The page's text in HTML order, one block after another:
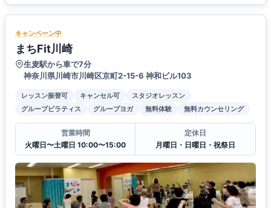
キャンペーン中
まちFit川崎
生麦駅から車で7分
神奈川県川崎市川崎区京町2-15-6 神和ビル103
レッスン振替可 キャンセル可
スタジオレッスン
グループピラティス
グループヨガ 無料体験 無料カウンセリング
営業時間
火曜日〜土曜日 10:00〜15:00
定休日
月曜日・日曜日・祝祭日